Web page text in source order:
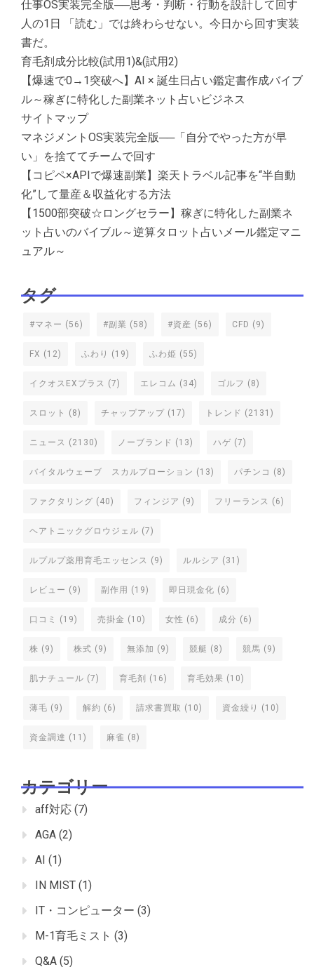
仕事OS実装完全版──思考・判断・行動を設計して回す
人の1日 「読む」では終わらせない。今日から回す実装
書だ。
育毛剤成分比較(試用1)&(試用2)
【爆速で0→1突破へ】AI × 誕生日占い鑑定書作成バイブ
ル～稼ぎに特化した副業ネット占いビジネス
サイトマップ
マネジメントOS実装完全版──「自分でやった方が早
い」を捨ててチームで回す
【コピペ×APIで爆速副業】楽天トラベル記事を“半自動
化”して量産＆収益化する方法
【1500部突破☆ロングセラー】稼ぎに特化した副業ネ
ット占いのバイブル～逆算タロット占いメール鑑定マニ
ュアル～
タグ
#マネー (56) #副業 (58) #資産 (56) CFD (9)
FX (12) ふわり (19) ふわ姫 (55)
イクオスEXプラス (7) エレコム (34) ゴルフ (8)
スロット (8) チャップアップ (17) トレンド (2131)
ニュース (2130) ノーブランド (13) ハゲ (7)
バイタルウェーブ スカルプローション (13) パチンコ (8)
ファクタリング (40) フィンジア (9) フリーランス (6)
ヘアトニックグロウジェル (7)
ルプルプ薬用育毛エッセンス (9) ルルシア (31)
レビュー (9) 副作用 (19) 即日現金化 (6)
口コミ (19) 売掛金 (10) 女性 (6) 成分 (6)
株 (9) 株式 (9) 無添加 (9) 競艇 (8) 競馬 (9)
肌ナチュール (7) 育毛剤 (16) 育毛効果 (10)
薄毛 (9) 解約 (6) 請求書買取 (10) 資金繰り (10)
資金調達 (11) 麻雀 (8)
カテゴリー
aff対応 (7)
AGA (2)
AI (1)
IN MIST (1)
IT・コンピューター (3)
M-1育毛ミスト (3)
Q&A (5)